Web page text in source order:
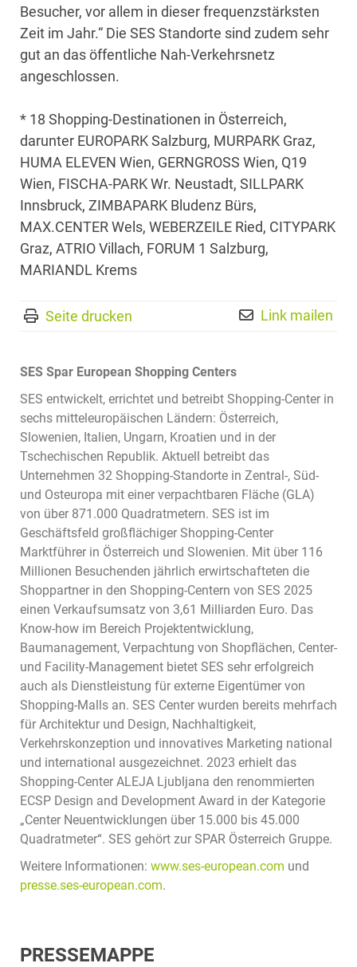
Besucher, vor allem in dieser frequenzstärksten
Zeit im Jahr.“ Die SES Standorte sind zudem sehr
gut an das öffentliche Nah-Verkehrsnetz
angeschlossen.
* 18 Shopping-Destinationen in Österreich,
darunter EUROPARK Salzburg, MURPARK Graz,
HUMA ELEVEN Wien, GERNGROSS Wien, Q19
Wien, FISCHA-PARK Wr. Neustadt, SILLPARK
Innsbruck, ZIMBAPARK Bludenz Bürs,
MAX.CENTER Wels, WEBERZEILE Ried, CITYPARK
Graz, ATRIO Villach, FORUM 1 Salzburg,
MARIANDL Krems
Seite drucken Link mailen
SES Spar European Shopping Centers
SES entwickelt, errichtet und betreibt Shopping-Center in
sechs mitteleuropäischen Ländern: Österreich,
Slowenien, Italien, Ungarn, Kroatien und in der
Tschechischen Republik. Aktuell betreibt das
Unternehmen 32 Shopping-Standorte in Zentral-, Süd-
und Osteuropa mit einer verpachtbaren Fläche (GLA)
von über 871.000 Quadratmetern. SES ist im
Geschäftsfeld großflächiger Shopping-Center
Marktführer in Österreich und Slowenien. Mit über 116
Millionen Besuchenden jährlich erwirtschafteten die
Shoppartner in den Shopping-Centern von SES 2025
einen Verkaufsumsatz von 3,61 Milliarden Euro. Das
Know-how im Bereich Projektentwicklung,
Baumanagement, Verpachtung von Shopflächen, Center-
und Facility-Management bietet SES sehr erfolgreich
auch als Dienstleistung für externe Eigentümer von
Shopping-Malls an. SES Center wurden bereits mehrfach
für Architektur und Design, Nachhaltigkeit,
Verkehrskonzeption und innovatives Marketing national
und international ausgezeichnet. 2023 erhielt das
Shopping-Center ALEJA Ljubljana den renommierten
ECSP Design and Development Award in der Kategorie
„Center Neuentwicklungen über 15.000 bis 45.000
Quadratmeter“. SES gehört zur SPAR Österreich Gruppe.
Weitere Informationen: www.ses-european.com und
presse.ses-european.com.
PRESSEMAPPE